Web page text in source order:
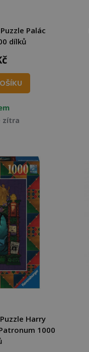
Puzzle Palác
dílků
zítra
Puzzle Harry
1000